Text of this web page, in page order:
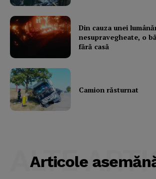
Din cauza unei
nesupravegheate, o
fără casă
Camion răsturnat
Articole
ALTE